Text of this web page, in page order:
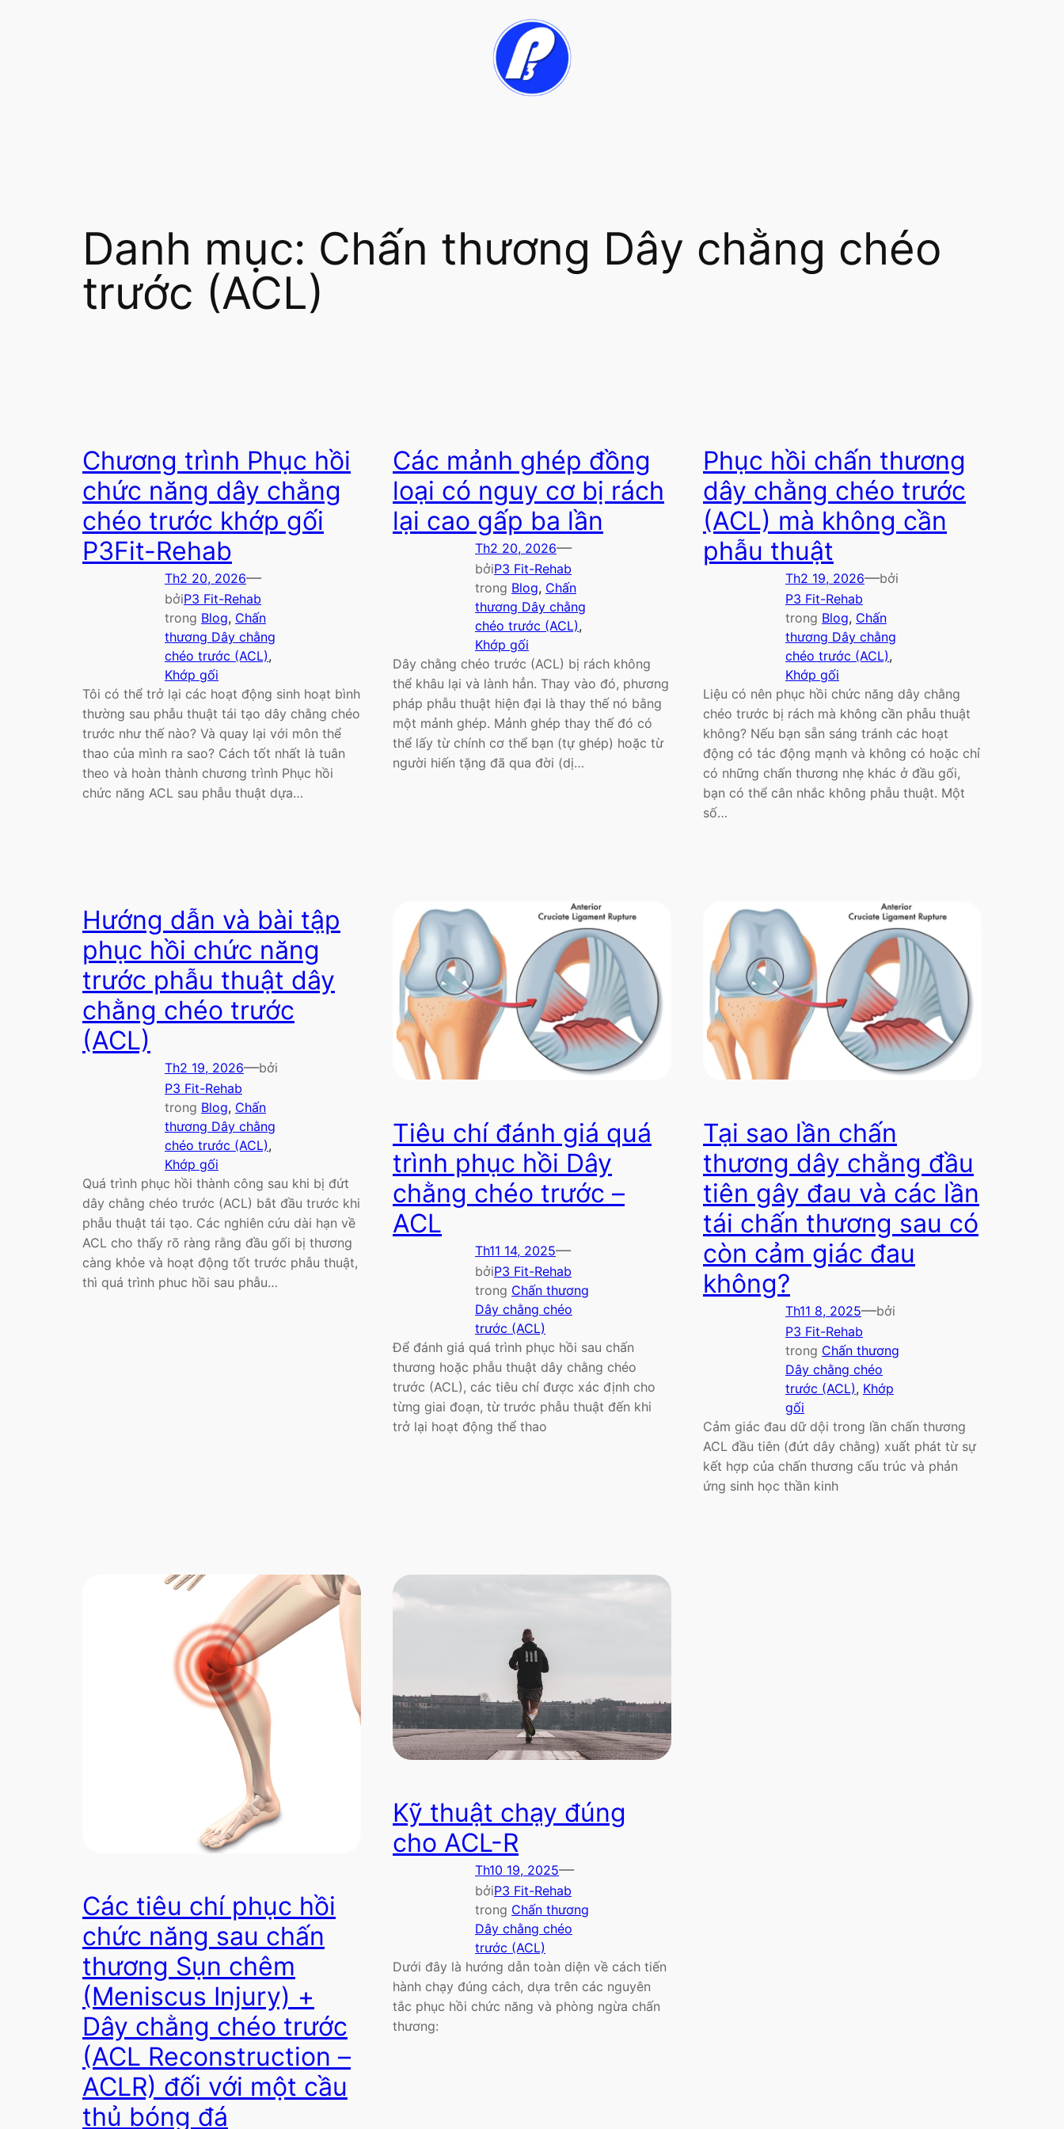
Danh mục: Chấn thương Dây chằng chéo
trước (ACL)
Chương trình Phục hồi
chức năng dây chằng
chéo trước khớp gối
P3Fit-Rehab
Th2 20, 2026—
bởiP3 Fit-Rehab
trong Blog, Chấn
thương Dây chằng
chéo trước (ACL)
Khớp gối
Tôi có thể trở lại các hoạt động sinh hoạt bình
thường sau phẫu thuật tái tạo dây chằng chéo
trước như thế nào? Và quay lại với môn thể
thao của mình ra sao? Cách tốt nhất là tuân
theo và hoàn thành chương trình Phục hồi
chức năng ACL sau phẫu thuật dựa…
Các mảnh ghép đồng
loại có nguy cơ bị rách
lại cao gấp ba lần
Th2 20, 2026—
bởiP3 Fit-Rehab
trong Blog, Chấn
thương Dây chằng
chéo trước (ACL)
Khớp gối
Dây chằng chéo trước (ACL) bị rách không
thể khâu lại và lành hẳn. Thay vào đó, phương
pháp phẫu thuật hiện đại là thay thế nó bằng
một mảnh ghép. Mảnh ghép thay thế đó có
thể lấy từ chính cơ thể bạn (tự ghép) hoặc từ
người hiến tặng đã qua đời (dị…
Phục hồi chấn thương
dây chằng chéo trước
(ACL) mà không cần
phẫu thuật
Th2 19, 2026—bởi
P3 Fit-Rehab
trong Blog, Chấn
thương Dây chằng
chéo trước (ACL)
Khớp gối
Liệu có nên phục hồi chức năng dây chằng
chéo trước bị rách mà không cần phẫu thuật
không? Nếu bạn sẵn sáng tránh các hoạt
động có tác động mạnh và không có hoặc chỉ
có những chấn thương nhẹ khác ở đầu gối,
bạn có thể cân nhắc không phẫu thuật. Một
số…
Hướng dẫn và bài tập
phục hồi chức năng
trước phẫu thuật dây
chằng chéo trước
(ACL)
Th2 19, 2026—bởi
P3 Fit-Rehab
trong Blog, Chấn
thương Dây chằng
chéo trước (ACL)
Khớp gối
Quá trình phục hồi thành công sau khi bị đứt
dây chằng chéo trước (ACL) bắt đầu trước khi
phẫu thuật tái tạo. Các nghiên cứu dài hạn về
ACL cho thấy rõ ràng rằng đầu gối bị thương
càng khỏe và hoạt động tốt trước phẫu thuật,
thì quá trình phuc hồi sau phẫu…
Tiêu chí đánh giá quá
trình phục hồi Dây
chằng chéo trước –
ACL
Th11 14, 2025—
bởiP3 Fit-Rehab
trong Chấn thương
Dây chằng chéo
trước (ACL)
Để đánh giá quá trình phục hồi sau chấn
thương hoặc phẫu thuật dây chằng chéo
trước (ACL), các tiêu chí được xác định cho
từng giai đoạn, từ trước phẫu thuật đến khi
trở lại hoạt động thể thao
Tại sao lần chấn
thương dây chằng đầu
tiên gây đau và các lần
tái chấn thương sau có
còn cảm giác đau
không?
Th11 8, 2025—bởi
P3 Fit-Rehab
trong Chấn thương
Dây chằng chéo
trước (ACL), Khớp
gối
Cảm giác đau dữ dội trong lần chấn thương
ACL đầu tiên (đứt dây chằng) xuất phát từ sự
kết hợp của chấn thương cấu trúc và phản
ứng sinh học thần kinh
Các tiêu chí phục hồi
chức năng sau chấn
thương Sụn chêm
(Meniscus Injury) +
Dây chằng chéo trước
(ACL Reconstruction –
ACLR) đối với một cầu
thủ bóng đá
Kỹ thuật chạy đúng
cho ACL-R
Th10 19, 2025—
bởiP3 Fit-Rehab
trong Chấn thương
Dây chằng chéo
trước (ACL)
Dưới đây là hướng dẫn toàn diện về cách tiến
hành chạy đúng cách, dựa trên các nguyên
tắc phục hồi chức năng và phòng ngừa chấn
thương: